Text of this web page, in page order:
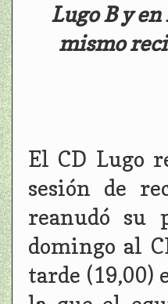
Lugo B y
mismo
El CD Lugo
sesión de
reanudó su
domingo al
tarde (19,00)